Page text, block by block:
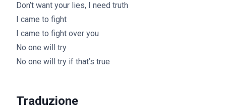
Don’t want your lies, I need truth
I came to fight
I came to fight over you
No one will try
No one will try if that’s true
Traduzione